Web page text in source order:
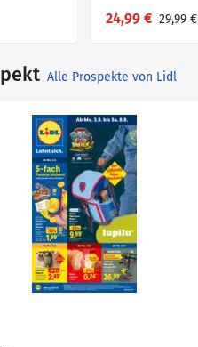
24,99 € 29,99 €
Alle Prospekte von Lidl